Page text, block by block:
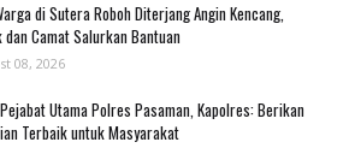
di Sutera Roboh Diterjang Angin Kencang,
dan Camat Salurkan Bantuan
08, 2026
Utama Polres Pasaman, Kapolres: Berikan
Terbaik untuk Masyarakat